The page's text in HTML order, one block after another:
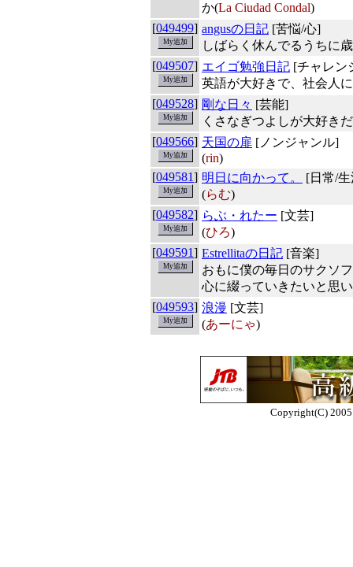
か(La Ciudad Condal)
[049499] angusの日記 [苦悩/心]
しばらく休んでるうちに
[049507] エイゴ勉強日記 [チャレン
英語が大好きで、社会人
[049528] 剛な日々 [芸能]
くさなぎつよしが大好き
[049566] 天国の扉 [ノンジャンル]
(rin)
[049581] 明日に向かって。
[日常/
(らむ)
[049582] らぶ・れたー [文芸]
(ひろ)
[049591] Estrellitaの日記 [音楽]
おもに僕の毎日のサクソ
心に綴っていきたいと思
[049593] 浪漫 [文芸]
(あーにゃ)
Copyright(C)